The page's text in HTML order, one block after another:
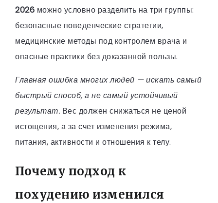
2026 можно условно разделить на три группы:
безопасные поведенческие стратегии,
медицинские методы под контролем врача и
опасные практики без доказанной пользы.
Главная ошибка многих людей — искать самый
быстрый способ, а не самый устойчивый
результат. Вес должен снижаться не ценой
истощения, а за счет изменения режима,
питания, активности и отношения к телу.
Почему подход к
похудению изменился